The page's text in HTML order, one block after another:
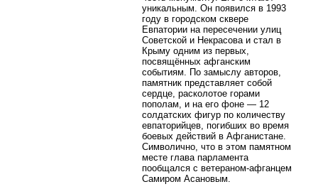
уникальным. Он появился в 1993
году в городском сквере
Евпатории на пересечении улиц
Советской и Некрасова и стал в
Крыму одним из первых,
посвящённых афганским
событиям. По замыслу авторов,
памятник представляет собой
сердце, расколотое горами
пополам, и на его фоне — 12
солдатских фигур по количеству
евпаторийцев, погибших во время
боевых действий в Афганистане.
Символично, что в этом памятном
месте глава парламента
пообщался с ветераном-афганцем
Самиром Асановым.